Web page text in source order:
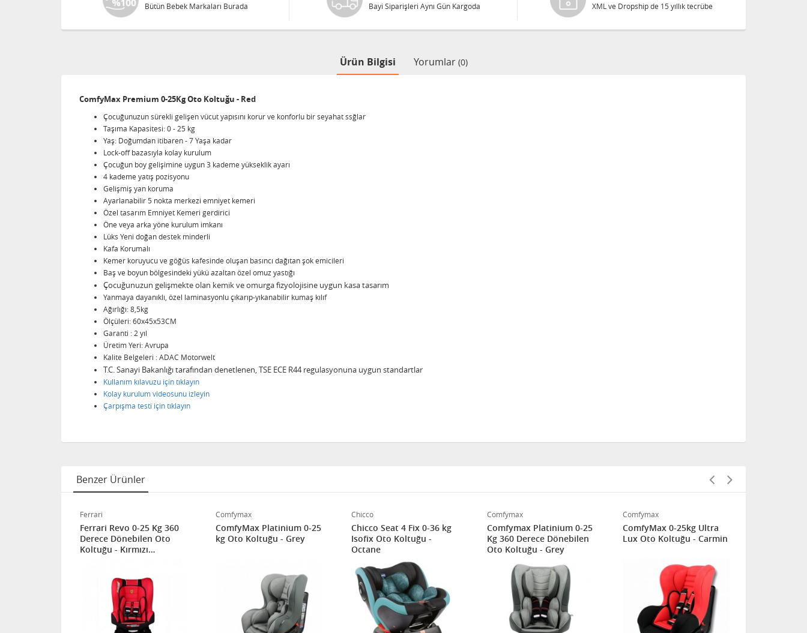
Bütün Bebek Markaları Burada Bayi Siparişleri Aynı Gün Kargoda XML ve Dropship de 15 yıllık tecrübe
Ürün Bilgisi Yorumlar (0)
ComfyMax Premium 0-25Kg Oto Koltuğu - Red
Çocuğunuzun sürekli gelişen vücut yapısını korur ve konforlu bir seyahat ssğlar
Taşıma Kapasitesi: 0 - 25 kg
Yaş: Doğumdan itibaren - 7 Yaşa kadar
Lock-off bazasıyla kolay kurulum
Çocuğun boy gelişimine uygun 3 kademe yükseklik ayarı
4 kademe yatış pozisyonu
Gelişmiş yan koruma
Ayarlanabilir 5 nokta merkezi emniyet kemeri
Özel tasarım Emniyet Kemeri gerdirici
Öne veya arka yöne kurulum imkanı
Lüks Yeni doğan destek minderli
Kafa Korumalı
Kemer koruyucu ve göğüs kafesinde oluşan basıncı dağıtan şok emicileri
Baş ve boyun bölgesindeki yükü azaltan özel omuz yastığı
Çocuğunuzun gelişmekte olan kemik ve omurga fizyolojisine uygun kasa tasarım
Yanmaya dayanıklı, özel laminasyonlu çıkarıp-yıkanabilir kumaş kılıf
Ağırlığı: 8,5kg
Ölçüleri: 60x45x53CM
Garanti : 2 yıl
Üretim Yeri: Avrupa
Kalite Belgeleri : ADAC Motorwelt
T.C. Sanayi Bakanlığı tarafından denetlenen, TSE ECE R44 regulasyonuna uygun standartlar
Kullanım kılavuzu için tıklayın
Kolay kurulum videosunu izleyin
Çarpışma testi için tıklayın
Benzer Ürünler
Ferrari
Ferrari Revo 0-25 Kg 360
Derece Dönebilen Oto
Koltuğu - Kırmızı
Comfymax
ComfyMax Platinium 0-25
kg Oto Koltuğu - Grey
Chicco
Chicco Seat 4 Fix 0-36 kg
Isofix Oto Koltuğu -
Octane
Comfymax
Comfymax Platinium 0-25
Kg 360 Derece Dönebilen
Oto Koltuğu - Grey
Comfymax
ComfyMax 0-25kg Ultra
Lux Oto Koltuğu - Carmin